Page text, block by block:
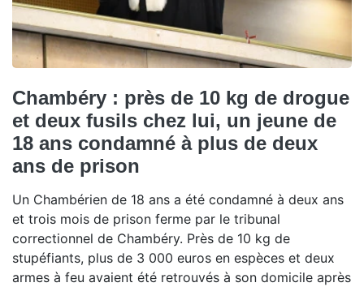
Chambéry : près de 10 kg de drogue
et deux fusils chez lui, un jeune de
18 ans condamné à plus de deux
ans de prison
Un Chambérien de 18 ans a été condamné à deux ans
et trois mois de prison ferme par le tribunal
correctionnel de Chambéry. Près de 10 kg de
stupéfiants, plus de 3 000 euros en espèces et deux
armes à feu avaient été retrouvés à son domicile après